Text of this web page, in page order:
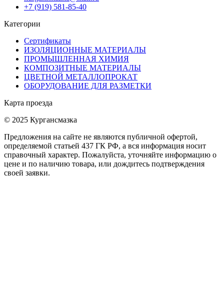
+7 (919) 581-85-40
Категории
Сертификаты
ИЗОЛЯЦИОННЫЕ МАТЕРИАЛЫ
ПРОМЫШЛЕННАЯ ХИМИЯ
КОМПОЗИТНЫЕ МАТЕРИАЛЫ
ЦВЕТНОЙ МЕТАЛЛОПРОКАТ
ОБОРУДОВАНИЕ ДЛЯ РАЗМЕТКИ
Карта проезда
© 2025 Кургансмазка
Предложения на сайте не являются публичной офертой,
определяемой статьей 437 ГК РФ, а вся информация носит
справочный характер. Пожалуйста, уточняйте информацию о
цене и по наличию товара, или дождитесь подтверждения
своей заявки.